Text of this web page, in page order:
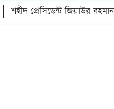
শহীদ প্রেসিডেন্ট জিয়াউর রহমান